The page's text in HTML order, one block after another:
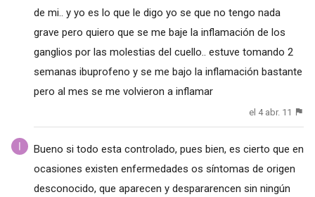
de mi.. y yo es lo que le digo yo se que no tengo nada
grave pero quiero que se me baje la inflamación de los
ganglios por las molestias del cuello.. estuve tomando 2
semanas ibuprofeno y se me bajo la inflamación bastante
pero al mes se me volvieron a inflamar
el 4 abr. 11
Bueno si todo esta controlado, pues bien, es cierto que en
ocasiones existen enfermedades os síntomas de origen
desconocido, que aparecen y despararencen sin ningún